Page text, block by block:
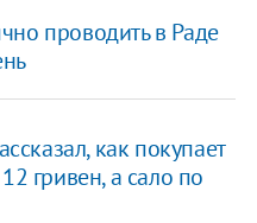
проводить в Раде
как покупает
гривен, а сало по